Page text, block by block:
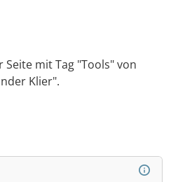
Seite mit Tag "Tools" von
Klier".